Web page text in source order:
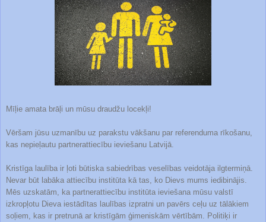
Mīļie amata brāļi un mūsu draudžu locekļi!
Vēršam jūsu uzmanību uz parakstu vākšanu par referenduma rīkošanu,
kas nepieļautu partnerattiecību ieviešanu Latvijā.
Kristīga laulība ir ļoti būtiska sabiedrības veselības veidotāja ilgtermiņā.
Nevar būt labāka attiecību institūta kā tas, ko Dievs mums iedibinājis.
Mēs uzskatām, ka partnerattiecību institūta ieviešana mūsu valstī
izkropļotu Dieva iestādītas laulības izpratni un pavērs ceļu uz tālākiem
soļiem, kas ir pretrunā ar kristīgām ģimeniskām vērtībām. Politiķi ir